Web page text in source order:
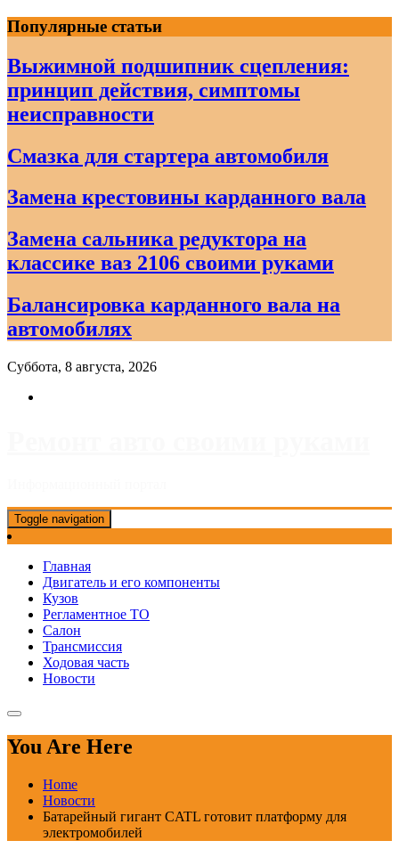
Skip
to
content
Популярные статьи
Выжимной подшипник сцепления:
принцип действия, симптомы
неисправности
Смазка для стартера автомобиля
Замена крестовины карданного вала
Замена сальника редуктора на
классике ваз 2106 своими руками
Балансировка карданного вала на
автомобилях
Суббота, 8 августа, 2026
Toggle navigation
Главная
Двигатель и его компоненты
Кузов
Регламентное ТО
Салон
Трансмиссия
Ходовая часть
Новости
You Are Here
Home
Новости
Батарейный гигант CATL готовит платформу для
электромобилей